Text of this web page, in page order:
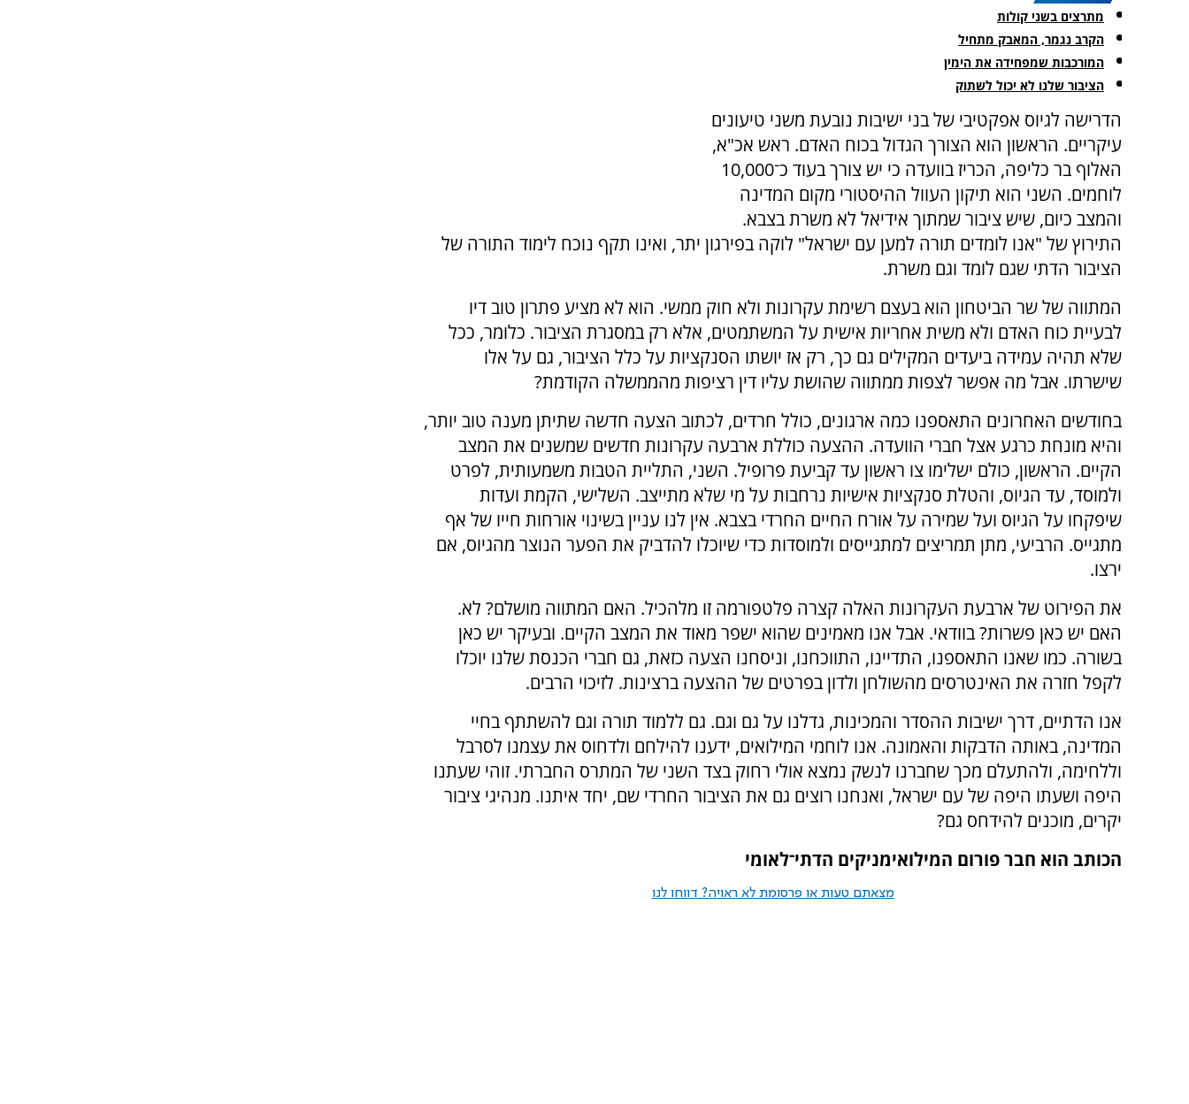
מתרצים בשני קולות
הקרב נגמר, המאבק מתחיל
המורכבות שמפחידה את הימין
הציבור שלנו לא יכול לשתוק
הדרישה לגיוס אפקטיבי של בני ישיבות נובעת משני טיעונים
עיקריים. הראשון הוא הצורך הגדול בכוח האדם. ראש אכ"א,
האלוף בר כליפה, הכריז בוועדה כי יש צורך בעוד כ־10,000
לוחמים. השני הוא תיקון העוול ההיסטורי מקום המדינה
והמצב כיום, שיש ציבור שמתוך אידיאל לא משרת בצבא.
התירוץ של "אנו לומדים תורה למען עם ישראל" לוקה בפירגון יתר, ואינו תקף נוכח לימוד התורה של
הציבור הדתי שגם לומד וגם משרת.
המתווה של שר הביטחון הוא בעצם רשימת עקרונות ולא חוק ממשי. הוא לא מציע פתרון טוב דיו
לבעיית כוח האדם ולא משית אחריות אישית על המשתמטים, אלא רק במסגרת הציבור. כלומר, ככל
שלא תהיה עמידה ביעדים המקילים גם כך, רק אז יושתו הסנקציות על כלל הציבור, גם על אלו
שישרתו. אבל מה אפשר לצפות ממתווה שהושת עליו דין רציפות מהממשלה הקודמת?
בחודשים האחרונים התאספנו כמה ארגונים, כולל חרדים, לכתוב הצעה חדשה שתיתן מענה טוב יותר,
והיא מונחת כרגע אצל חברי הוועדה. ההצעה כוללת ארבעה עקרונות חדשים שמשנים את המצב
הקיים. הראשון, כולם ישלימו צו ראשון עד קביעת פרופיל. השני, התליית הטבות משמעותית, לפרט
ולמוסד, עד הגיוס, והטלת סנקציות אישיות נרחבות על מי שלא מתייצב. השלישי, הקמת ועדות
שיפקחו על הגיוס ועל שמירה על אורח החיים החרדי בצבא. אין לנו עניין בשינוי אורחות חייו של אף
מתגייס. הרביעי, מתן תמריצים למתגייסים ולמוסדות כדי שיוכלו להדביק את הפער הנוצר מהגיוס, אם
ירצו.
את הפירוט של ארבעת העקרונות האלה קצרה פלטפורמה זו מלהכיל. האם המתווה מושלם? לא.
האם יש כאן פשרות? בוודאי. אבל אנו מאמינים שהוא ישפר מאוד את המצב הקיים. ובעיקר יש כאן
בשורה. כמו שאנו התאספנו, התדיינו, התווכחנו, וניסחנו הצעה כזאת, גם חברי הכנסת שלנו יוכלו
לקפל חזרה את האינטרסים מהשולחן ולדון בפרטים של ההצעה ברצינות. לזיכוי הרבים.
אנו הדתיים, דרך ישיבות ההסדר והמכינות, גדלנו על גם וגם. גם ללמוד תורה וגם להשתתף בחיי
המדינה, באותה הדבקות והאמונה. אנו לוחמי המילואים, ידענו להילחם ולדחוס את עצמנו לסרבל
וללחימה, ולהתעלם מכך שחברנו לנשק נמצא אולי רחוק בצד השני של המתרס החברתי. זוהי שעתנו
היפה ושעתו היפה של עם ישראל, ואנחנו רוצים גם את הציבור החרדי שם, יחד איתנו. מנהיגי ציבור
יקרים, מוכנים להידחס גם?
הכותב הוא חבר פורום המילואימניקים הדתי־לאומי
מצאתם טעות או פרסומת לא ראויה? דווחו לנו